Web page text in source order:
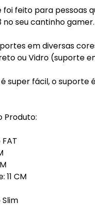
foi feito para pessoas
no seu cantinho gamer.
em diversas
ou Vidro (suporte
super fácil, o suporte
Produto:
11 CM